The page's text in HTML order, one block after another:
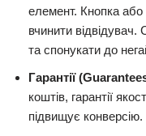
елемент. Кнопка або
вчинити
та спонукати до
Гарантії
коштів, гарантії
підвищує конверсію.